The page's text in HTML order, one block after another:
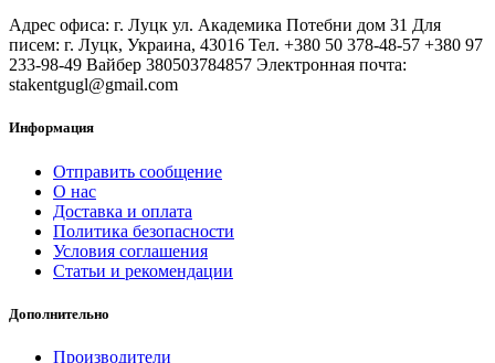
Адрес офиса: г. Луцк ул. Академика Потебни дом 31 Для
писем: г. Луцк, Украина, 43016 Тел. +380 50 378-48-57 +380 97
233-98-49 Вайбер 380503784857 Электронная почта:
stakentgugl@gmail.com
Информация
Отправить сообщение
О нас
Доставка и оплата
Политика безопасности
Условия соглашения
Статьи и рекомендации
Дополнительно
Производители